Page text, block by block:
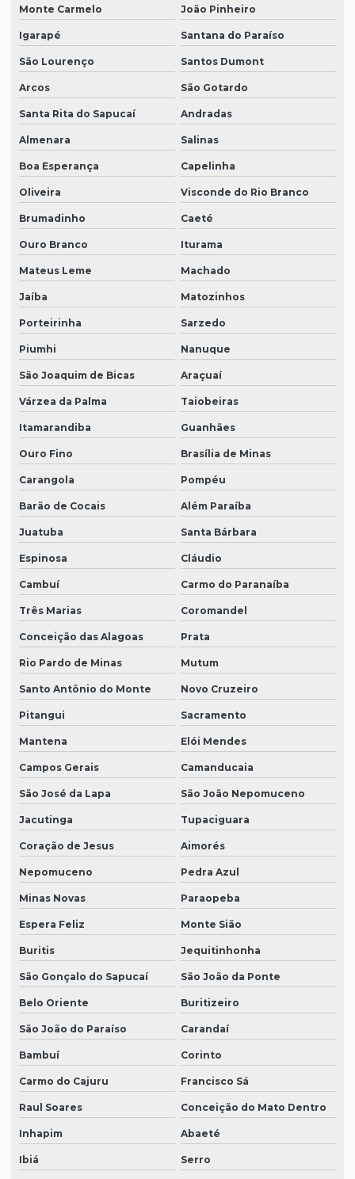
Monte Carmelo João Pinheiro
Igarapé Santana do Paraíso
São Lourenço Santos Dumont
Arcos São Gotardo
Santa Rita do Sapucaí Andradas
Almenara Salinas
Boa Esperança Capelinha
Oliveira Visconde do Rio Branco
Brumadinho Caeté
Ouro Branco Iturama
Mateus Leme Machado
Jaíba Matozinhos
Porteirinha Sarzedo
Piumhi Nanuque
São Joaquim de Bicas Araçuaí
Várzea da Palma Taiobeiras
Itamarandiba Guanhães
Ouro Fino Brasília de Minas
Carangola Pompéu
Barão de Cocais Além Paraíba
Juatuba Santa Bárbara
Espinosa Cláudio
Cambuí Carmo do Paranaíba
Três Marias Coromandel
Conceição das Alagoas Prata
Rio Pardo de Minas Mutum
Santo Antônio do Monte Novo Cruzeiro
Pitangui Sacramento
Mantena Elói Mendes
Campos Gerais Camanducaia
São José da Lapa São João Nepomuceno
Jacutinga Tupaciguara
Coração de Jesus Aimorés
Nepomuceno Pedra Azul
Minas Novas Paraopeba
Espera Feliz Monte Sião
Buritis Jequitinhonha
São Gonçalo do Sapucaí São João da Ponte
Belo Oriente Buritizeiro
São João do Paraíso Carandaí
Bambuí Corinto
Carmo do Cajuru Francisco Sá
Raul Soares Conceição do Mato Dentro
Inhapim Abaeté
Ibiá Serro